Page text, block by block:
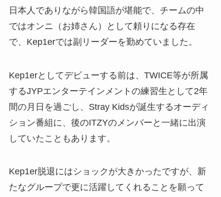
日本人でありながら韓国語が堪能で、チームの中
ではオンニ（お姉さん）として頼りになる存在
で、Kep1erでは副リーダーを勤めていました。
Kep1erとしてデビューする前は、TWICE等が所属
するJYPエンターテインメントの練習生として2年
間の月日を過ごし、Stray Kidsが誕生するオーディ
ション番組に、後のITZYのメンバーと一緒に出演
していたこともあります。
Kep1er脱退にはショックが大きかったですが、新
たなグループで更に活躍してくれることを願って